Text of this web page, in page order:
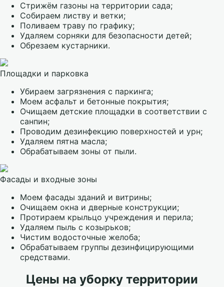
Стрижём газоны на территории сада;
Собираем листву и ветки;
Поливаем траву по графику;
Удаляем сорняки для безопасности детей;
Обрезаем кустарники.
Площадки и парковка
Убираем загрязнения с паркинга;
Моем асфальт и бетонные покрытия;
Очищаем детские площадки в соответствии с
санпин;
Проводим дезинфекцию поверхностей и урн;
Удаляем пятна масла;
Обрабатываем зоны от пыли.
Фасады и входные зоны
Моем фасады зданий и витрины;
Очищаем окна и дверные конструкции;
Протираем крыльцо учреждения и перила;
Удаляем пыль с козырьков;
Чистим водосточные желоба;
Обрабатываем группы дезинфицирующими
средствами.
Цены на уборку территории